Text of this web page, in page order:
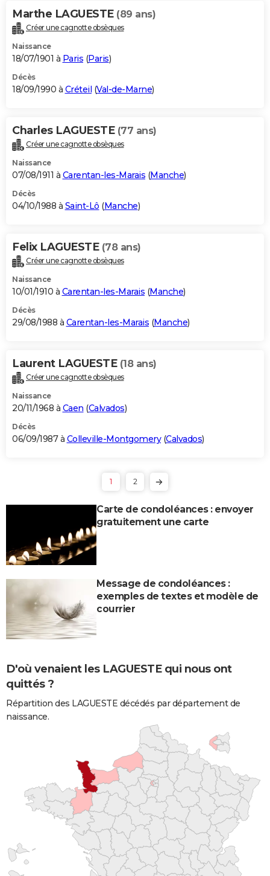
Marthe LAGUESTE (89 ans)
Créer une cagnotte obsèques
Naissance
18/07/1901 à Paris (Paris)
Décès
18/09/1990 à Créteil (Val-de-Marne)
Charles LAGUESTE (77 ans)
Créer une cagnotte obsèques
Naissance
07/08/1911 à Carentan-les-Marais (Manche)
Décès
04/10/1988 à Saint-Lô (Manche)
Felix LAGUESTE (78 ans)
Créer une cagnotte obsèques
Naissance
10/01/1910 à Carentan-les-Marais (Manche)
Décès
29/08/1988 à Carentan-les-Marais (Manche)
Laurent LAGUESTE (18 ans)
Créer une cagnotte obsèques
Naissance
20/11/1968 à Caen (Calvados)
Décès
06/09/1987 à Colleville-Montgomery(Calvados)
1 2
Carte de condoléances : envoyer
gratuitement une carte
Message de condoléances :
exemples de textes et modèle de
courrier
D'où venaient les LAGUESTE qui nous ont
quittés ?
Répartition des LAGUESTE décédés par département de
naissance.